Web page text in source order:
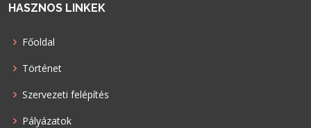
HASZNOS LINKEK
Főoldal
Történet
Szervezeti felépítés
Pályázatok